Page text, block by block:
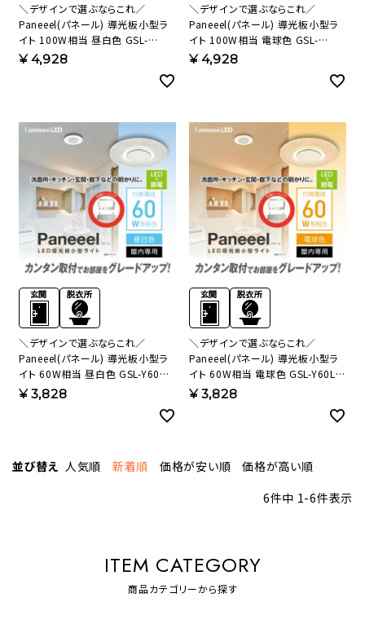
＼デザインで選ぶならこれ／
Paneeel(パネール) 導光板小型ラ
イト 100W相当 昼白色 GSL-
Y100N 【SH】
¥4,928
＼デザインで選ぶならこれ／
Paneeel(パネール) 導光板小型ラ
イト 100W相当 電球色 GSL-
Y100L 【SH】
¥4,928
＼デザインで選ぶならこれ／
Paneeel(パネール) 導光板小型ラ
イト 60W相当 昼白色 GSL-Y60N
【SH】
¥3,828
＼デザインで選ぶならこれ／
Paneeel(パネール) 導光板小型ラ
イト 60W相当 電球色 GSL-Y60L
【SH】
¥3,828
並び替え 人気順 新着順 価格が安い順
価格が高い順
6件中 1-6件表示
ITEM CATEGORY
商品カテゴリーから探す